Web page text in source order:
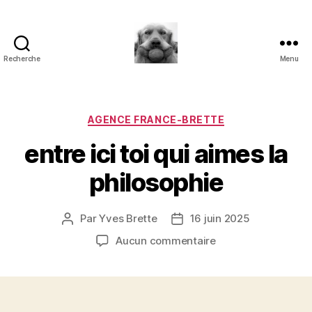
Recherche
paradoxe
fleur
Menu
Catégories
AGENCE FRANCE-BRETTE
entre ici toi qui aimes la
philosophie
Auteur
l’article
ParYves Brette
Date16 juin 2025
Aucun commentairesur